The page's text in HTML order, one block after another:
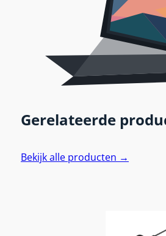
Gerelateerde
Bekijk alle producten →